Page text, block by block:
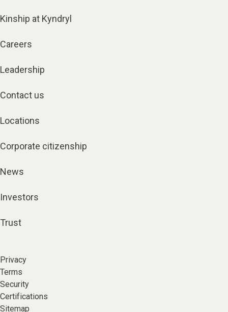
Kinship at Kyndryl
Careers
Leadership
Contact us
Locations
Corporate citizenship
News
Investors
Trust
Privacy
Terms
Security
Certifications
Sitemap